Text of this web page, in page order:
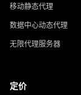
移动静态代理
数据中心动态代理
无限代理服务器
定价